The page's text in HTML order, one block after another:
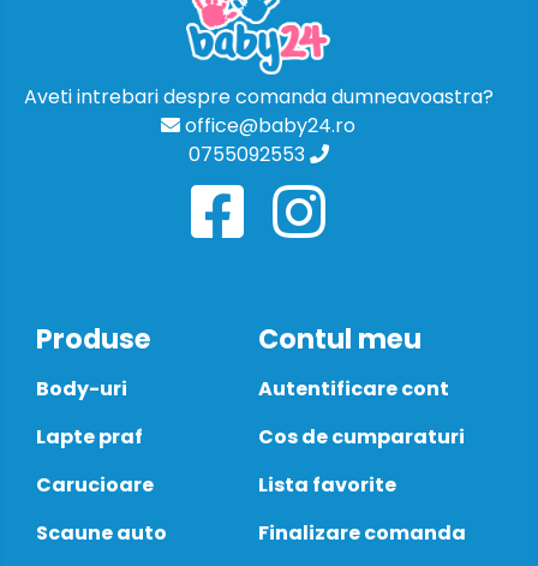
Aveti intrebari despre comanda dumneavoastra?
office@baby24.ro
0755092553
Produse
Body-uri
Lapte praf
Carucioare
Scaune auto
Contul meu
Autentificare cont
Cos de cumparaturi
Lista favorite
Finalizare comanda